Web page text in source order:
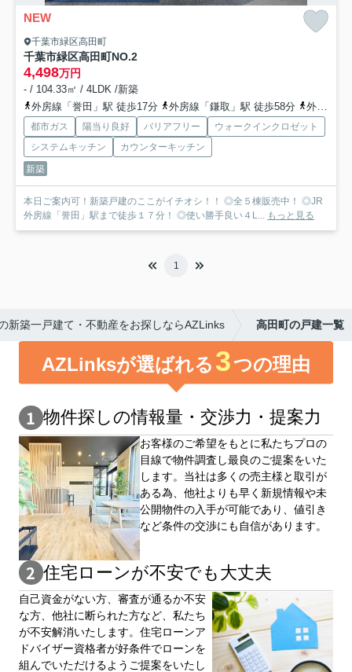
NEW
千葉市緑区高田町
千葉市緑区高田町NO.2
4,498万円
- / 104.33㎡ / 4LDK /新築
外房線「誉田」駅 徒歩17分
外房線「鎌取」駅 徒歩58分 外房線「土気」駅 徒歩68分
都市ガス 陽当り良好 バリアフリー
ウォークインクロゼット
システムキッチン
カウンターキッチン
新築
本日ご案内可！新築戸建のここがイチオシ！！ ◎全５棟販売中！ ◎JR
外房線「誉田」駅まで徒歩１７分！ ◎使い勝手良い４L... もっと見る
1
新築一戸建て・不動産をお探しならAZLinks 高田町の戸建一覧
AZLinksが選ばれる 3つの理由
物件探しの情報量・交渉⼒・提案⼒
お客様のご希望をもとに私たちプロの
目線で物件調査し最良のご提案をいた
します。当社は多くの売主様と取引が
ある為、他社よりも早く新規情報や未
公開物件の⼊手が可能であり、値引き
など条件の交渉にも自信があります。
住宅ローンが不安でも大丈夫
自⼰資⾦がない⽅、審査が通るか不安
な⽅、他社に断られた⽅など、私たち
が不安解消いたします。住宅ローンア
ドバイザー資格者が好条件でローンを
組んでいただけるようご提案をいたし